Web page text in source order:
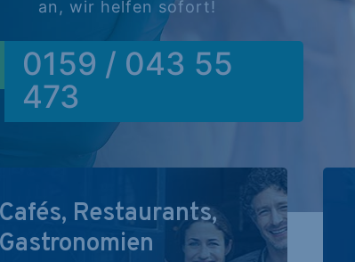
an, wir helfen sofort!
0159 / 043 55
473
Cafés, Restaurants,
Gastronomien